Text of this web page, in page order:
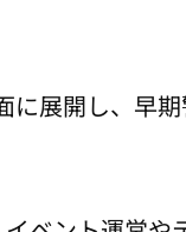
に展開し、早